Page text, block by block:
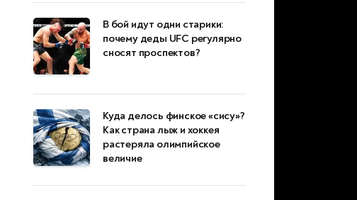
В бой идут одни старики:
почему деды UFC регулярно
сносят проспектов?
Куда делось финское «сису»?
Как страна лыж и хоккея
растеряла олимпийское
величие